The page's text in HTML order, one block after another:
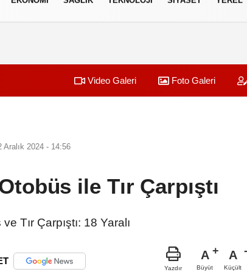
Video Galeri Foto Galeri
Aralık 2024 - 14:56
ile Tır Çarpıştı
Tır Çarpıştı: 18 Yaralı
Yazdır
A
Büyüt
A
Küçült